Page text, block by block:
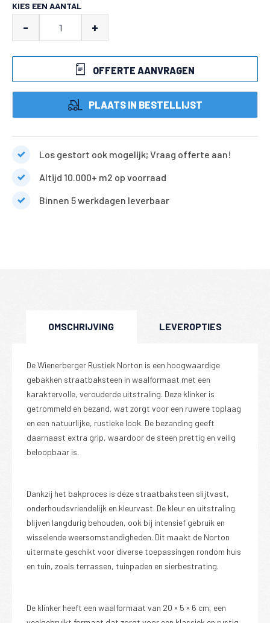
was:
€67.95.
is:
€65.00.
KIES EEN AANTAL
UWF
aantal
- +
OFFERTE AANVRAGEN
PLAATS IN BESTELLIJST
Los gestort ook mogelijk; Vraag offerte aan!
Altijd 10.000+ m2 op voorraad
Binnen 5 werkdagen leverbaar
OMSCHRIJVING LEVEROPTIES
De Wienerberger Rustiek Norton is een hoogwaardige
gebakken straatbaksteen in waalformaat met een
karaktervolle, verouderde uitstraling. Deze klinker is
getrommeld en bezand, wat zorgt voor een ruwere toplaag
en een natuurlijke, rustieke look. De bezanding geeft
daarnaast extra grip, waardoor de steen prettig en veilig
beloopbaar is.
Dankzij het bakproces is deze straatbaksteen slijtvast,
onderhoudsvriendelijk en kleurvast. De kleur en uitstraling
blijven langdurig behouden, ook bij intensief gebruik en
wisselende weersomstandigheden. Dit maakt de Norton
uitermate geschikt voor diverse toepassingen rondom huis
en tuin, zoals terrassen, tuinpaden en sierbestrating.
De klinker heeft een waalformaat van 20 × 5 × 6 cm, een